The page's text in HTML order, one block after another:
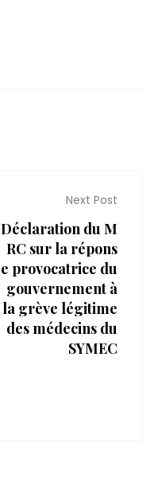
Next Post
Déclaration du M
RC sur la répons
e provocatrice du
gouvernement à
la grève légitime
des médecins du
SYMEC